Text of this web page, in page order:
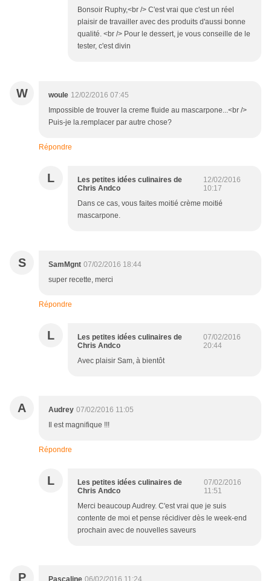
Bonsoir Ruphy,<br /> C'est vrai que c'est un réel
plaisir de travailler avec des produits d'aussi bonne
qualité. <br /> Pour le dessert, je vous conseille de le
tester, c'est divin
W woule 12/02/2016 07:45
Impossible de trouver la creme fluide au mascarpone...<br />
Puis-je la.remplacer par autre chose?
Répondre
L
Les petites idées culinaires de
Chris Andco
12/02/2016
10:17
Dans ce cas, vous faites moitié crème moitié
mascarpone.
S SamMgnt 07/02/2016 18:44
super recette, merci
Répondre
L
Les petites idées culinaires de
Chris Andco
07/02/2016
20:44
Avec plaisir Sam, à bientôt
A Audrey 07/02/2016 11:05
Il est magnifique !!!
Répondre
L
Les petites idées culinaires de
Chris Andco
07/02/2016
11:51
Merci beaucoup Audrey. C'est vrai que je suis
contente de moi et pense récidiver dès le week-end
prochain avec de nouvelles saveurs
P Pascaline 06/02/2016 11:24